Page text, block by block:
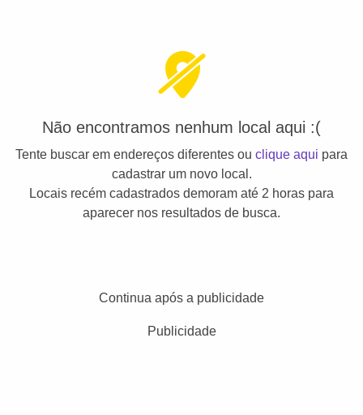
Não encontramos nenhum local aqui :(
Tente buscar em endereços diferentes ou clique aqui para
cadastrar um novo local.
Locais recém cadastrados demoram até 2 horas para
aparecer nos resultados de busca.
Continua após a publicidade
Publicidade